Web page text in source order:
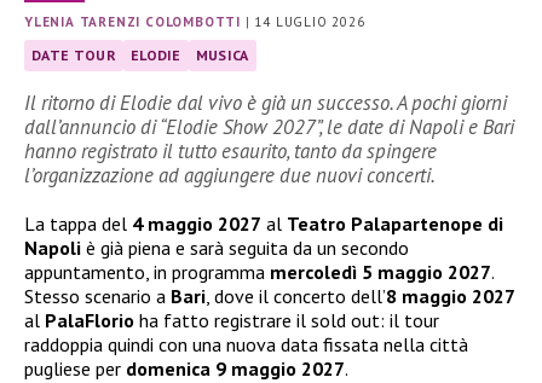
YLENIA TARENZI COLOMBOTTI | 14 LUGLIO 2026
DATE TOUR ELODIE MUSICA
Il ritorno di Elodie dal vivo è già un successo. A pochi giorni
dall’annuncio di “Elodie Show 2027”, le date di Napoli e Bari
hanno registrato il tutto esaurito, tanto da spingere
l’organizzazione ad aggiungere due nuovi concerti.
La tappa del 4 maggio 2027 al Teatro Palapartenope di
Napoli è già piena e sarà seguita da un secondo
appuntamento, in programma mercoledì 5 maggio 2027.
Stesso scenario a Bari, dove il concerto dell’8 maggio 2027
al PalaFlorio ha fatto registrare il sold out: il tour
raddoppia quindi con una nuova data fissata nella città
pugliese per domenica 9 maggio 2027.